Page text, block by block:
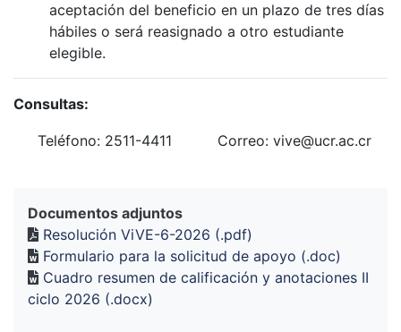
aceptación del beneficio en un plazo de tres días
hábiles o será reasignado a otro estudiante
elegible.
Consultas:
Teléfono: 2511-4411 Correo: vive@ucr.ac.cr
Documentos adjuntos
Resolución ViVE-6-2026 (.pdf)
Formulario para la solicitud de apoyo (.doc)
Cuadro resumen de calificación y anotaciones II
ciclo 2026 (.docx)